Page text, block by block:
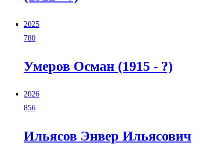
2025
780
Умеров Осман (1915 - ?)
2026
856
Ильясов Энвер Ильясович